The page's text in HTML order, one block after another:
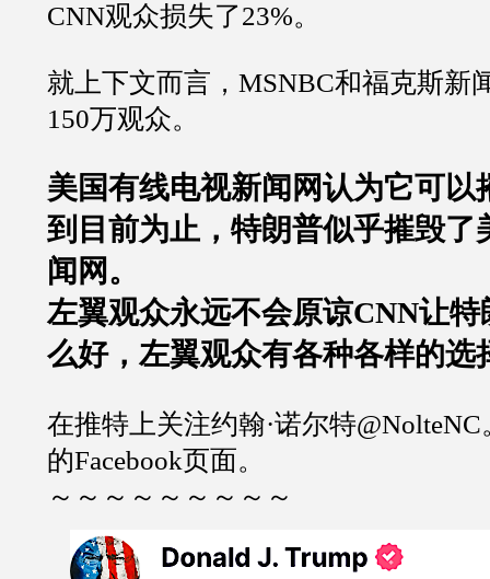
CNN观众损失了23%。
就上下文而言， MSNBC和福克斯新
150万观众。
美国有线电视新闻网认为它可以
到目前为止，特朗普似乎摧毁了
闻网。
左翼观众永远不会原谅CNN让特
么好，左翼观众有各种各样的选
在推特上关注约翰·诺尔特@NolteNC
的Facebook页面。
～～～～～～～～～